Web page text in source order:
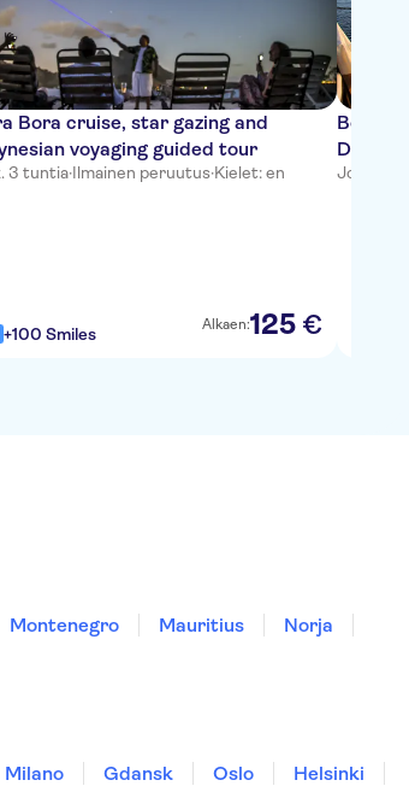
Bora cruise, star gazing and
voyaging guided tour
3 tuntia·Ilmainen peruutus·Kielet: en
+100 Smiles Alkaen:125 €
Bora
Dinner
Joustava
Montenegro Mauritius
Norja
Milano Gdansk Oslo
Helsinki